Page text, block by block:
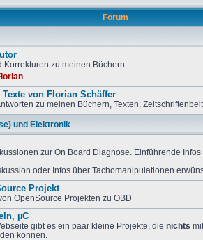
Forum
Korrekturen zu meinen Büchern.
Texte von Florian Schäffer
zu meinen Büchern, Texten,
und Elektronik
zur On Board Diagnose. Einführende
oder Infos über Tachomanipulationen
Projekt
OpenSource Projekten zu OBD
µC
gibt es ein paar kleine Projekte, die nichts
können.